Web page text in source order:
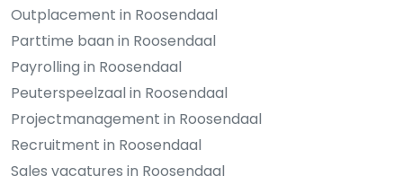
Outplacement in Roosendaal
Parttime baan in Roosendaal
Payrolling in Roosendaal
Peuterspeelzaal in Roosendaal
Projectmanagement in Roosendaal
Recruitment in Roosendaal
Sales vacatures in Roosendaal